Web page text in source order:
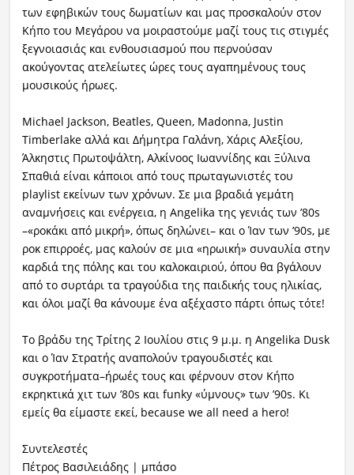
των εφηβικών τους δωματίων και μας προσκαλούν στον
Κήπο του Μεγάρου να μοιραστούμε μαζί τους τις στιγμές
ξεγνοιασιάς και ενθουσιασμού που περνούσαν
ακούγοντας ατελείωτες ώρες τους αγαπημένους τους
μουσικούς ήρωες.
Michael Jackson, Beatles, Queen, Madonna, Justin
Timberlake αλλά και Δήμητρα Γαλάνη, Χάρις Αλεξίου,
Άλκηστις Πρωτοψάλτη, Αλκίνοος Ιωαννίδης και Ξύλινα
Σπαθιά είναι κάποιοι από τους πρωταγωνιστές του
playlist εκείνων των χρόνων. Σε μια βραδιά γεμάτη
αναμνήσεις και ενέργεια, η Angelika της γενιάς των ’80s
–«ροκάκι από μικρή», όπως δηλώνει– και ο Ίαν των ’90s, με
ροκ επιρροές, μας καλούν σε μια «ηρωική» συναυλία στην
καρδιά της πόλης και του καλοκαιριού, όπου θα βγάλουν
από το συρτάρι τα τραγούδια της παιδικής τους ηλικίας,
και όλοι μαζί θα κάνουμε ένα αξέχαστο πάρτι όπως τότε!
To βράδυ της Τρίτης 2 Ιουλίου στις 9 μ.μ. η Angelika Dusk
και ο Ίαν Στρατής αναπολούν τραγουδιστές και
συγκροτήματα–ήρωές τους και φέρνουν στον Κήπο
εκρηκτικά χιτ των ’80s και funky «ύμνους» των ’90s. Κι
εμείς θα είμαστε εκεί, because we all need a hero!
Συντελεστές
Πέτρος Βασιλειάδης | μπάσο